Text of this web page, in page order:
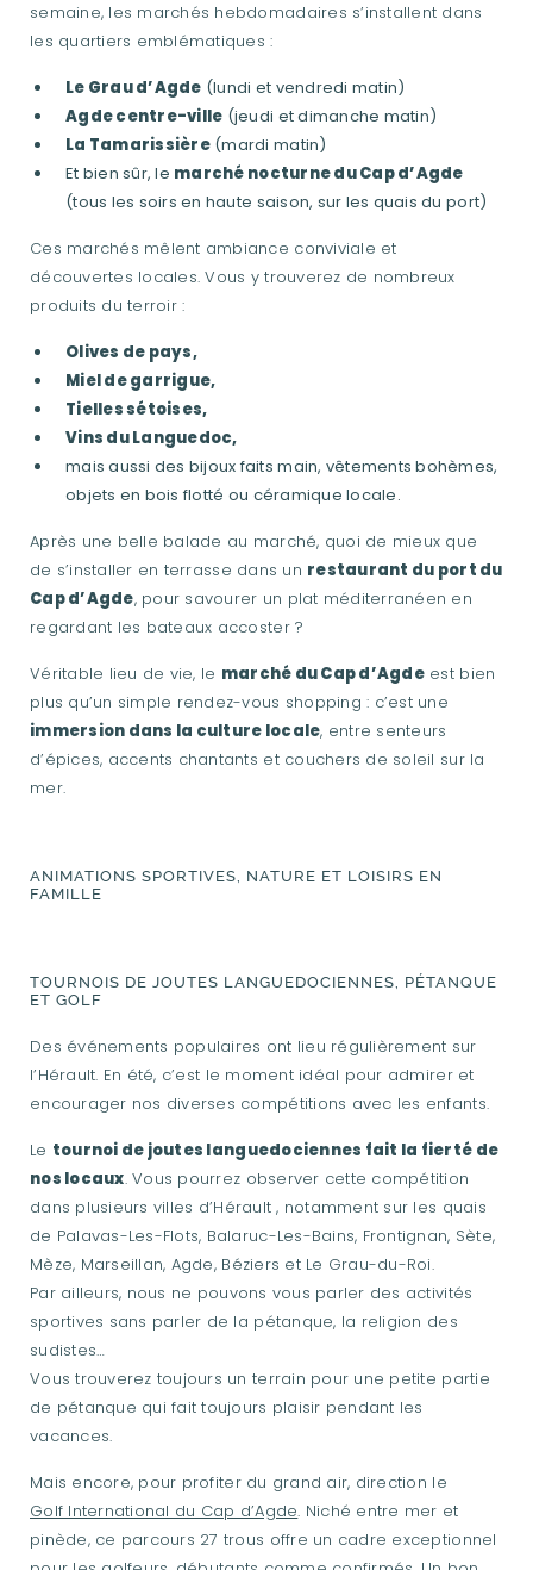
semaine, les marchés hebdomadaires s’installent dans
les quartiers emblématiques :
Le Grau d’Agde (lundi et vendredi matin)
Agde centre-ville (jeudi et dimanche matin)
La Tamarissière(mardi matin)
Et bien sûr, le marché nocturne du Cap d’Agde
(tous les soirs en haute saison, sur les quais du port)
Ces marchés mêlent ambiance conviviale et
découvertes locales. Vous y trouverez de nombreux
produits du terroir :
Olives de pays,
Miel de garrigue,
Tielles sétoises,
Vins du Languedoc,
mais aussi des bijoux faits main, vêtements bohèmes,
objets en bois flotté ou céramique locale.
Après une belle balade au marché, quoi de mieux que
de s’installer en terrasse dans un restaurant du port du
Cap d’Agde, pour savourer un plat méditerranéen en
regardant les bateaux accoster ?
Véritable lieu de vie, le marché du Cap d’Agdeest bien
plus qu’un simple rendez-vous shopping : c’est une
immersion dans la culture locale, entre senteurs
d’épices, accents chantants et couchers de soleil sur la
mer.
ANIMATIONS SPORTIVES, NATURE ET LOISIRS EN
FAMILLE
TOURNOIS DE JOUTES LANGUEDOCIENNES, PÉTANQUE
ET GOLF
Des événements populaires ont lieu régulièrement sur
l’Hérault. En été, c’est le moment idéal pour admirer et
encourager nos diverses compétitions avec les enfants.
Le tournoi de joutes languedociennes fait la fierté de
nos locaux. Vous pourrez observer cette compétition
dans plusieurs villes d’Hérault , notamment sur les quais
de Palavas-Les-Flots, Balaruc-Les-Bains, Frontignan, Sète,
Mèze, Marseillan, Agde, Béziers et Le Grau-du-Roi.
Par ailleurs, nous ne pouvons vous parler des activités
sportives sans parler de la pétanque, la religion des
sudistes…
Vous trouverez toujours un terrain pour une petite partie
de pétanque qui fait toujours plaisir pendant les
vacances.
Mais encore, pour profiter du grand air, direction le
Golf International du Cap d’Agde. Niché entre mer et
pinède, ce parcours 27 trous offre un cadre exceptionnel